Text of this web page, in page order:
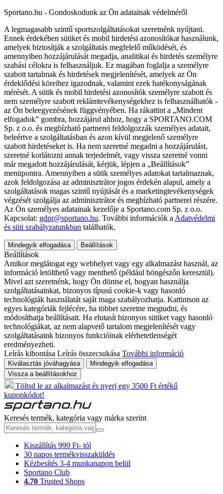
Sportano.hu - Gondoskodunk az Ön adatainak védelméről
A legmagasabb szintű sportszolgáltatásokat szeretnénk nyújtani.
Ennek érdekében sütiket és mobil hirdetési azonosítókat használunk,
amelyek biztosítják a szolgáltatás megfelelő működését, és
amennyiben hozzájárulását megadja, analitikai és hirdetés személyre
szabási célokra is felhasználjuk. Ez magában foglalja a személyre
szabott tartalmak és hirdetések megjelenítését, amelyek az Ön
érdeklődési köreihez igazodnak, valamint ezek hatékonyságának
mérését. A sütik és mobil hirdetési azonosítók személyre szabott és
nem személyre szabott reklámtevékenységekhez is felhasználhatók -
az Ön beleegyezésének függvényében. Ha rákattint a „Mindent
elfogadok” gombra, hozzájárul ahhoz, hogy a SPORTANO.COM
Sp. z o.o. és megbízható partnerei feldolgozzák személyes adatait,
beleértve a szolgáltatásban és azon kívül megjelenő személyre
szabott hirdetéseket is. Ha nem szeretné megadni a hozzájárulást,
szeretné korlátozni annak terjedelmét, vagy vissza szeretné vonni
már megadott hozzájárulását, kérjük, lépjen a „Beállítások”
menüpontra. Amennyiben a sütik személyes adatokat tartalmaznak,
azok feldolgozása az adminisztrátor jogos érdekén alapul, amely a
szolgáltatások magas szintű nyújtását és a marketingtevékenységek
végzését szolgálja az adminisztrátor és megbízható partnerei részére.
Az Ön személyes adatainak kezelője a Sportano.com Sp. z o.o.
Kapcsolat: gdpr@sportano.hu. További információk a Adatvédelmi
és süti szabályzatunkban találhatók.
Mindegyik elfogadása Beállítások
Beállítások
Amikor meglátogat egy webhelyet vagy egy alkalmazást használ, az
információ letölthető vagy menthető (például böngészőn keresztül).
Mivel azt szeretnénk, hogy Ön döntse el, hogyan használja
szolgáltatásainkat, bizonyos típusú cookie-k vagy hasonló
technológiák használatát saját maga szabályozhatja. Kattintson az
egyes kategóriák fejlécére, ha többet szeretne megtudni, és
módosíthatja beállításait. Ha elutasít bizonyos sütiket vagy hasonló
technológiákat, az nem alapvető tartalom megjelenítését vagy
szolgáltatásaink bizonyos funkcióinak elérhetetlenségét
eredményezheti.
Leírás kibontása Leírás összecsukása További információ
Kiválasztás jóváhagyása
Mindegyik elfogadása
Vissza a beállításokhoz
Töltsd le az alkalmazást és nyerj egy 3500 Ft értékű
kuponkódot!
Keresés termék, kategória vagy márka szerint
Kiszállítás 999 Ft- tól
30 napos termékvisszaküldés
Kézbesítés 3-4 munkanapon belül
Sportano Club
4.70 Trusted Shops